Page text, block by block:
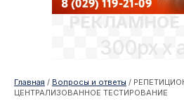
Войти
Ваш email
300px x
Главная / Вопросы и ответы /
ЦЕНТРАЛИЗОВАННОЕ ТЕСТИРОВАНИЕ